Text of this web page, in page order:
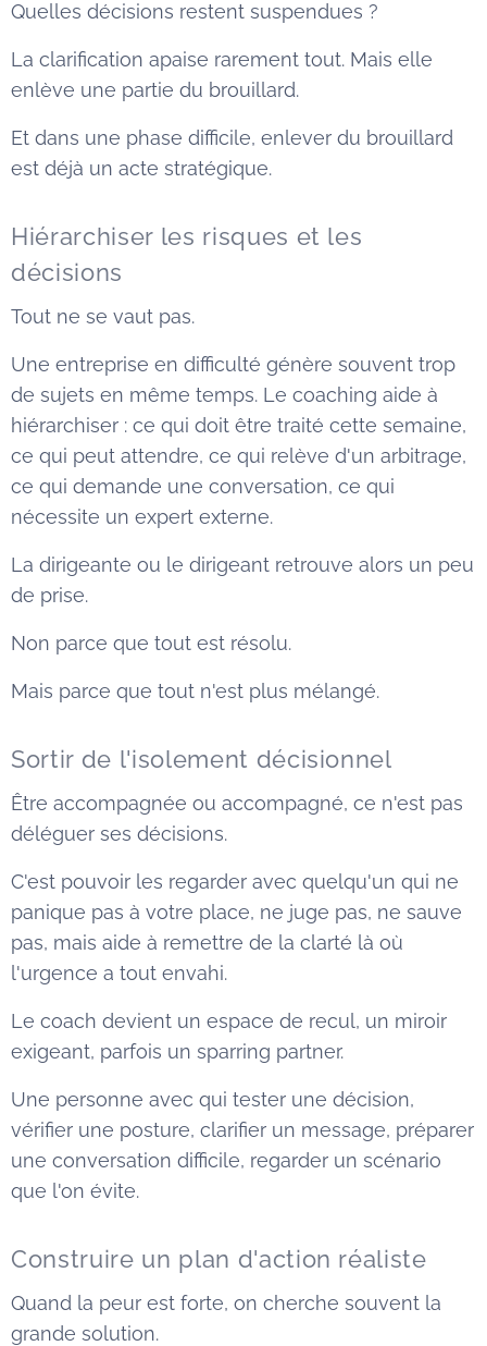
Quelles décisions restent suspendues ?
La clarification apaise rarement tout. Mais elle
enlève une partie du brouillard.
Et dans une phase difficile, enlever du brouillard
est déjà un acte stratégique.
Hiérarchiser les risques et les
décisions
Tout ne se vaut pas.
Une entreprise en difficulté génère souvent trop
de sujets en même temps. Le coaching aide à
hiérarchiser : ce qui doit être traité cette semaine,
ce qui peut attendre, ce qui relève d'un arbitrage,
ce qui demande une conversation, ce qui
nécessite un expert externe.
La dirigeante ou le dirigeant retrouve alors un peu
de prise.
Non parce que tout est résolu.
Mais parce que tout n'est plus mélangé.
Sortir de l'isolement décisionnel
Être accompagnée ou accompagné, ce n'est pas
déléguer ses décisions.
C'est pouvoir les regarder avec quelqu'un qui ne
panique pas à votre place, ne juge pas, ne sauve
pas, mais aide à remettre de la clarté là où
l'urgence a tout envahi.
Le coach devient un espace de recul, un miroir
exigeant, parfois un sparring partner.
Une personne avec qui tester une décision,
vérifier une posture, clarifier un message, préparer
une conversation difficile, regarder un scénario
que l'on évite.
Construire un plan d'action réaliste
Quand la peur est forte, on cherche souvent la
grande solution.